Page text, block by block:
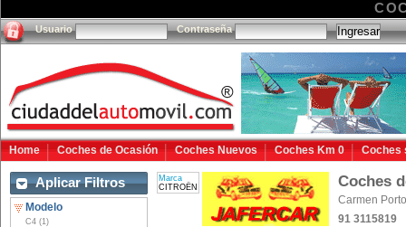
Usuario Contraseña
Home Coches de Ocasión Coches Nuevos Coches Km 0 Coches
Aplicar Filtros
Modelo
C4 (1)
Marca
CITROËN
Coches
Carmen
91 3115819